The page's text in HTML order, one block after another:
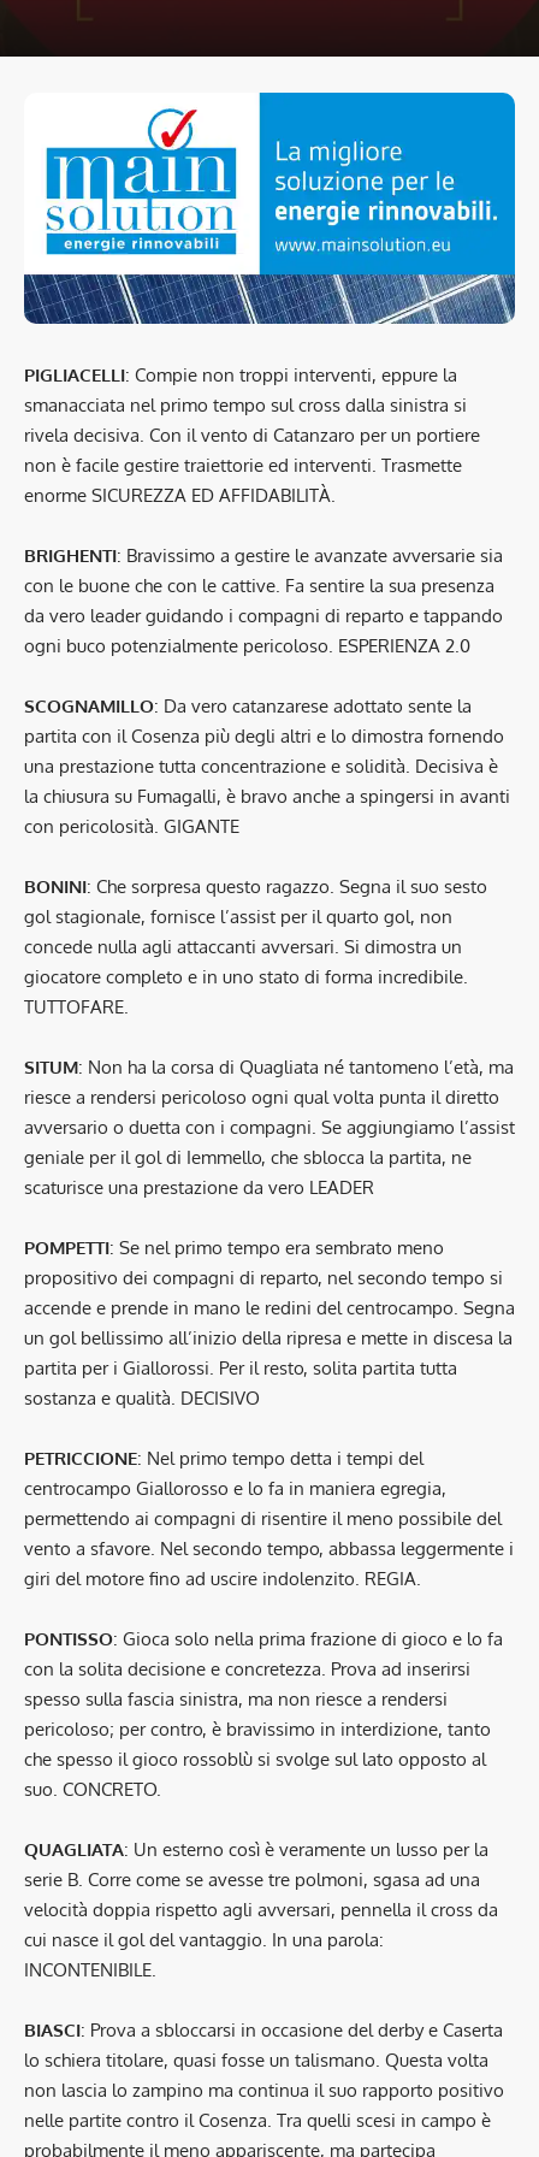
PIGLIACELLI: Compie non troppi interventi, eppure la
smanacciata nel primo tempo sul cross dalla sinistra si
rivela decisiva. Con il vento di Catanzaro per un portiere
non è facile gestire traiettorie ed interventi. Trasmette
enorme SICUREZZA ED AFFIDABILITÀ.
BRIGHENTI: Bravissimo a gestire le avanzate avversarie sia
con le buone che con le cattive. Fa sentire la sua presenza
da vero leader guidando i compagni di reparto e tappando
ogni buco potenzialmente pericoloso. ESPERIENZA 2.0
SCOGNAMILLO: Da vero catanzarese adottato sente la
partita con il Cosenza più degli altri e lo dimostra fornendo
una prestazione tutta concentrazione e solidità. Decisiva è
la chiusura su Fumagalli, è bravo anche a spingersi in avanti
con pericolosità. GIGANTE
BONINI: Che sorpresa questo ragazzo. Segna il suo sesto
gol stagionale, fornisce l’assist per il quarto gol, non
concede nulla agli attaccanti avversari. Si dimostra un
giocatore completo e in uno stato di forma incredibile.
TUTTOFARE.
SITUM: Non ha la corsa di Quagliata né tantomeno l’età, ma
riesce a rendersi pericoloso ogni qual volta punta il diretto
avversario o duetta con i compagni. Se aggiungiamo l’assist
geniale per il gol di Iemmello, che sblocca la partita, ne
scaturisce una prestazione da vero LEADER
POMPETTI: Se nel primo tempo era sembrato meno
propositivo dei compagni di reparto, nel secondo tempo si
accende e prende in mano le redini del centrocampo. Segna
un gol bellissimo all’inizio della ripresa e mette in discesa la
partita per i Giallorossi. Per il resto, solita partita tutta
sostanza e qualità. DECISIVO
PETRICCIONE: Nel primo tempo detta i tempi del
centrocampo Giallorosso e lo fa in maniera egregia,
permettendo ai compagni di risentire il meno possibile del
vento a sfavore. Nel secondo tempo, abbassa leggermente i
giri del motore fino ad uscire indolenzito. REGIA.
PONTISSO: Gioca solo nella prima frazione di gioco e lo fa
con la solita decisione e concretezza. Prova ad inserirsi
spesso sulla fascia sinistra, ma non riesce a rendersi
pericoloso; per contro, è bravissimo in interdizione, tanto
che spesso il gioco rossoblù si svolge sul lato opposto al
suo. CONCRETO.
QUAGLIATA: Un esterno così è veramente un lusso per la
serie B. Corre come se avesse tre polmoni, sgasa ad una
velocità doppia rispetto agli avversari, pennella il cross da
cui nasce il gol del vantaggio. In una parola:
INCONTENIBILE.
BIASCI: Prova a sbloccarsi in occasione del derby e Caserta
lo schiera titolare, quasi fosse un talismano. Questa volta
non lascia lo zampino ma continua il suo rapporto positivo
nelle partite contro il Cosenza. Tra quelli scesi in campo è
probabilmente il meno appariscente, ma partecipa